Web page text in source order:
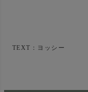
TEXT：ヨッシー